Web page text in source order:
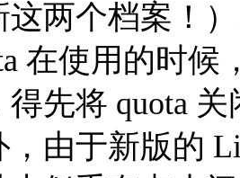
这两个档案！
在使用的时候
得先将 quota
，由于新版的